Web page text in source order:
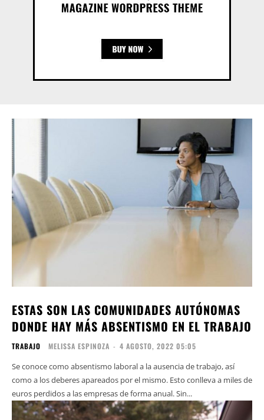
ESTAS SON LAS COMUNIDADES AUTÓNOMAS
DONDE HAY MÁS ABSENTISMO EN EL TRABAJO
TRABAJO MELISSA ESPINOZA - 4 AGOSTO, 2022 05:05
Se conoce como absentismo laboral a la ausencia de trabajo, así
como a los deberes apareados por el mismo. Esto conlleva a miles de
euros perdidos a las empresas de forma anual. Sin...